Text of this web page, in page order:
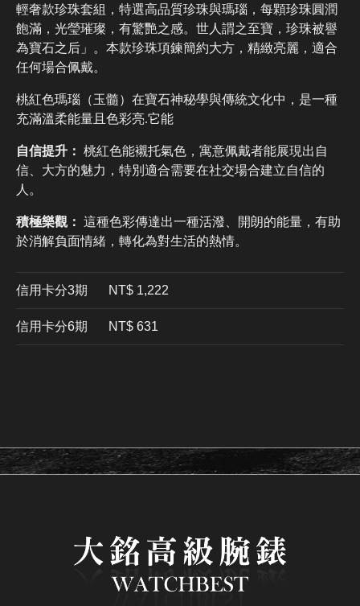
輕奢款珍珠套組，特選高品質珍珠與瑪瑙，每顆珍珠圓潤
飽滿，光瑩璀璨，有驚艷之感。世人謂之至寶，珍珠被譽
為寶石之后」。本款珍珠項鍊簡約大方，精緻亮麗，適合
任何場合佩戴。
桃紅色瑪瑙（玉髓）在寶石神秘學與傳統文化中，是一種
充滿溫柔能量且色彩亮.它能
自信提升： 桃紅色能襯托氣色，寓意佩戴者能展現出自
信、大方的魅力，特別適合需要在社交場合建立自信的
人。
積極樂觀： 這種色彩傳達出一種活潑、開朗的能量，有助
於消解負面情緒，轉化為對生活的熱情。
信用卡分3期 ​NT$ 1,222
信用卡分6期 NT$ 631